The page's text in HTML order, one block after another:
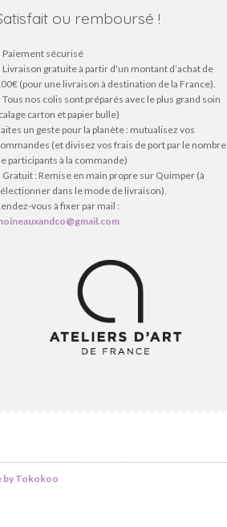
ou remboursé !
Paiement sécurisé
Livraison gratuite à partir d'un montant d’achat de
(pour une livraison à destination de la France).
Tous nos colis sont préparés avec le plus grand soin
carton et papier bulle)
un geste pour la planète : mutualisez vos
(et divisez vos frais de port par le nombre
participants à la commande)
Gratuit : Remise en main propre sur Quimper (à
dans le mode de livraison).
vous à fixer par mail :
by Tokokoo